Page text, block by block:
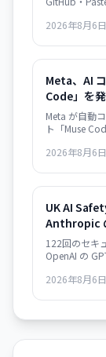
っている。
2026年8月6
Meta、AI
Code」を
Meta が自動
ト「Muse
Meta
2026年8月6
UK AI
Anthropic
——19件の
ア注入
122回のセキ
OpenAI の
ア注入などが
2026年8月6